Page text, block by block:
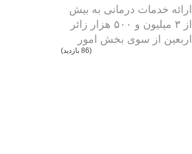
ارائه خدمات درمانی به بیش
از ۳ میلیون و ۵۰۰ هزار زائر
اربعین از سوی بخش امور
(86 بازدید)